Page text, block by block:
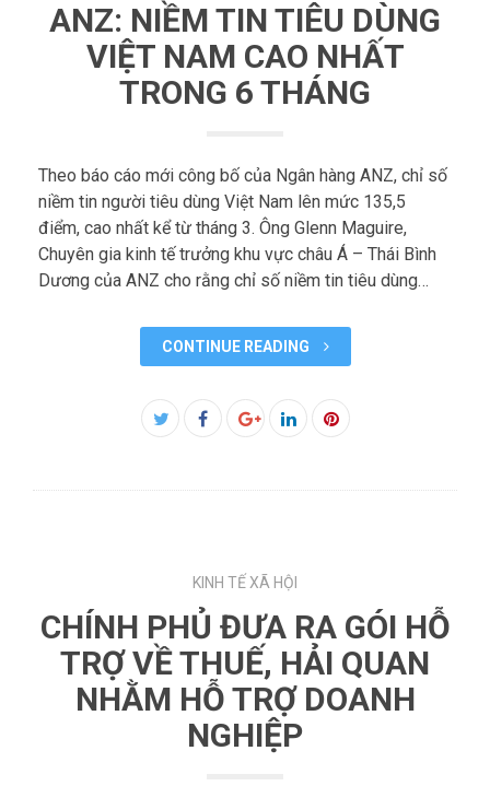
ANZ: NIỀM TIN TIÊU DÙNG
VIỆT NAM CAO NHẤT
TRONG 6 THÁNG
Theo báo cáo mới công bố của Ngân hàng ANZ, chỉ số
niềm tin người tiêu dùng Việt Nam lên mức 135,5
điểm, cao nhất kể từ tháng 3. Ông Glenn Maguire,
Chuyên gia kinh tế trưởng khu vực châu Á – Thái Bình
Dương của ANZ cho rằng chỉ số niềm tin tiêu dùng…
CONTINUE READING
Facebook
KINH TẾ XÃ HỘI
CHÍNH PHỦ ĐƯA RA GÓI HỖ
TRỢ VỀ THUẾ, HẢI QUAN
NHẰM HỖ TRỢ DOANH
NGHIỆP